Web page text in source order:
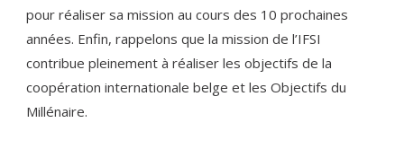
pour réaliser sa mission au cours des 10 prochaines
années. Enfin, rappelons que la mission de l’IFSI
contribue pleinement à réaliser les objectifs de la
coopération internationale belge et les Objectifs du
Millénaire.